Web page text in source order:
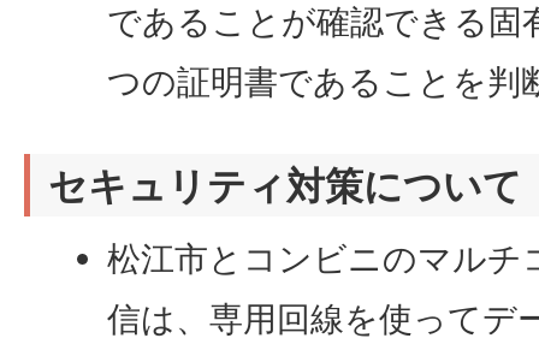
であることが確認できる固
つの証明書であることを判
セキュリティ対策について
松江市とコンビニのマルチ
信は、専用回線を使ってデ